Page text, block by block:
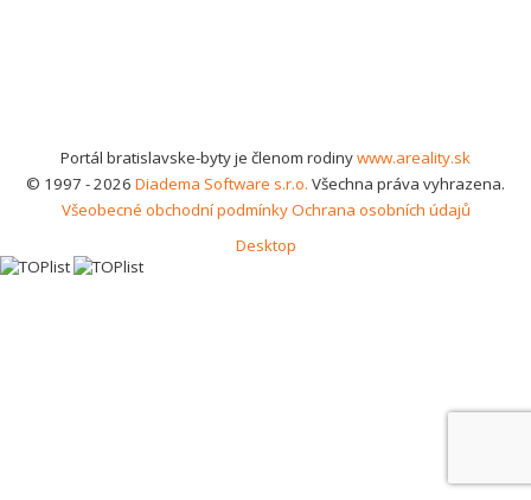
Portál bratislavske-byty je členom rodinywww.areality.sk
© 1997 - 2026 Diadema Software s.r.o. Všechna práva vyhrazena.
Všeobecné obchodní podmínkyOchrana osobních údajů
Desktop